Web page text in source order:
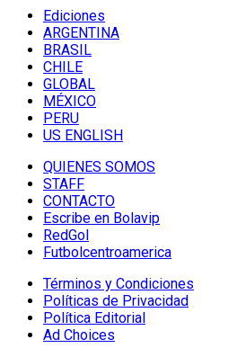
Ediciones
ARGENTINA
BRASIL
CHILE
GLOBAL
MÉXICO
PERU
US ENGLISH
QUIENES SOMOS
STAFF
CONTACTO
Escribe en Bolavip
RedGol
Futbolcentroamerica
Términos y Condiciones
Políticas de Privacidad
Política Editorial
Ad Choices